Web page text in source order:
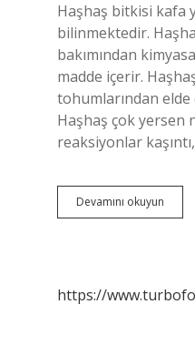
Haşhaş bitkisi kafa
bilinmektedir.
bakımından
madde içerir.
tohumlarından elde
Haşhaş çok yersen
reaksiyonlar
Devamını okuyun
Da
https://